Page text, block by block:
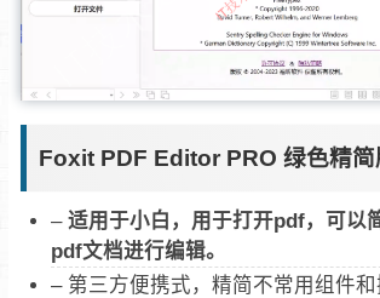
Foxit PDF Editor PRO 绿色精简
– 适用于小白，用于打开pdf，可以
pdf文档进行编辑。
– 第三方便携式，精简不常用组件和